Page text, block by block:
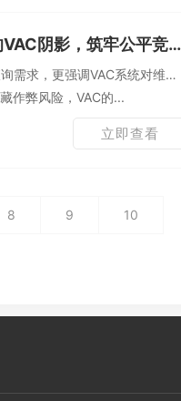
影，筑牢公平竞技防线
需求，更强调VAC系统对维护
作弊风险，VAC的...
立即查看
8 9 10